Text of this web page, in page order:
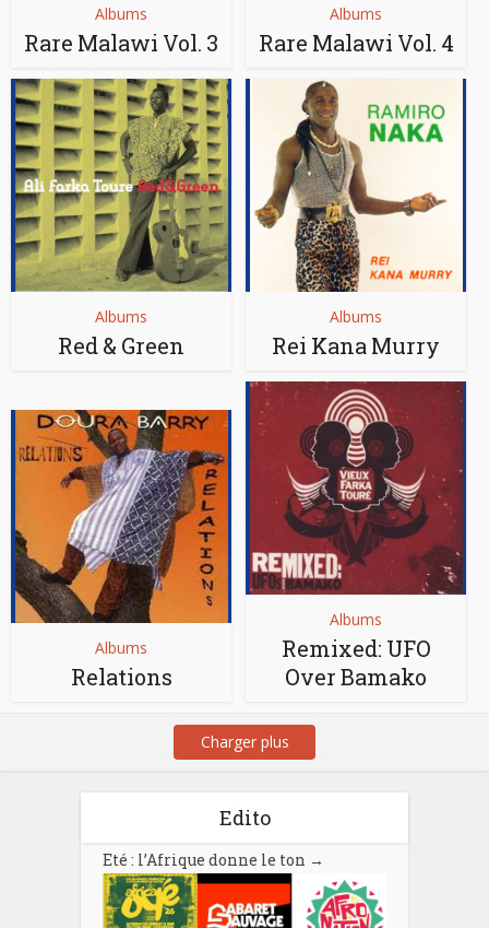
Albums
Rare Malawi Vol. 3
Albums
Rare Malawi Vol. 4
Albums
Red & Green
Albums
Rei Kana Murry
Albums
Relations
Albums
Remixed: UFO
Over Bamako
Charger plus
Edito
Eté : l’Afrique donne le ton →